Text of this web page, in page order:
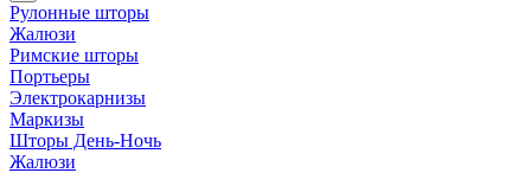
Рулонные шторы
Жалюзи
Римские шторы
Портьеры
Электрокарнизы
Маркизы
Шторы День-Ночь
Жалюзи